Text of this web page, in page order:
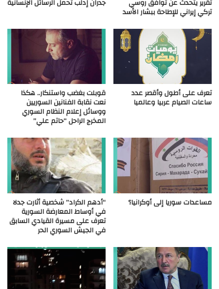
تقرير يتحدث عن توافق روسي
تركي إيراني للإطاحة ببشار الأسد
جدران إدلب تحمل الرسائل الإنسانية
تعرف على أطول وأقصر عدد
ساعات الصيام عربيا وعالميا
قوبلت بغضب واستنكار.. هكذا
نعت نقابة الفنانين السوريين
ووسائل إعلام النظام السوري
المخرج الراحل “حاتم علي”
مساعدات سوريا إلى أوكرانيا؟ “أدهم الكراد” شخصية أثارت جدلا
في أوساط المعارضة السورية
تعرف على مسيرة القيادي السابق
في الجيش السوري الحر